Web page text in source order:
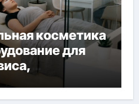
косметика
для
и